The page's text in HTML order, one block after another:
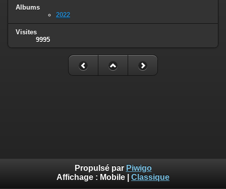
Albums
2022
Visites
9995
Propulsé par Piwigo
Affichage : Mobile Classique